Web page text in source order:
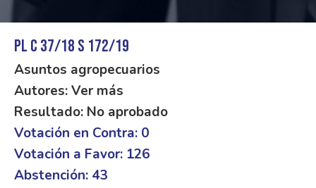
PL C 37/18 S 172/19
Asuntos agropecuarios
Autores: Ver más
Resultado: No aprobado
Votación en Contra: 0
Votación a Favor: 126
Abstención: 43